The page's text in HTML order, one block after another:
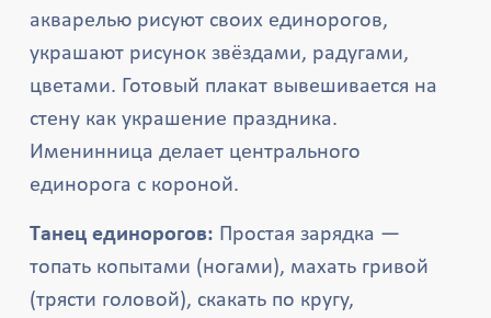
акварелью рисуют своих единорогов,
украшают рисунок звёздами, радугами,
цветами. Готовый плакат вывешивается на
стену как украшение праздника.
Именинница делает центрального
единорога с короной.
Танец единорогов: Простая зарядка —
топать копытами (ногами), махать гривой
(трясти головой), скакать по кругу,